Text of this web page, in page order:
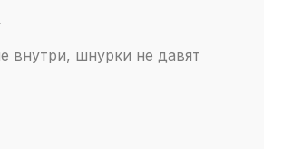
внутри, шнурки не давят